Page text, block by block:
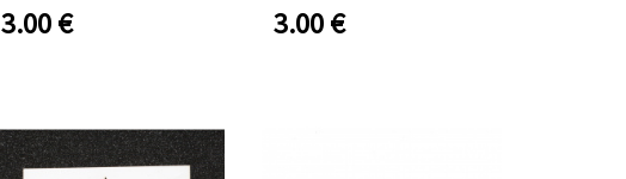
3.00€ 3.00€